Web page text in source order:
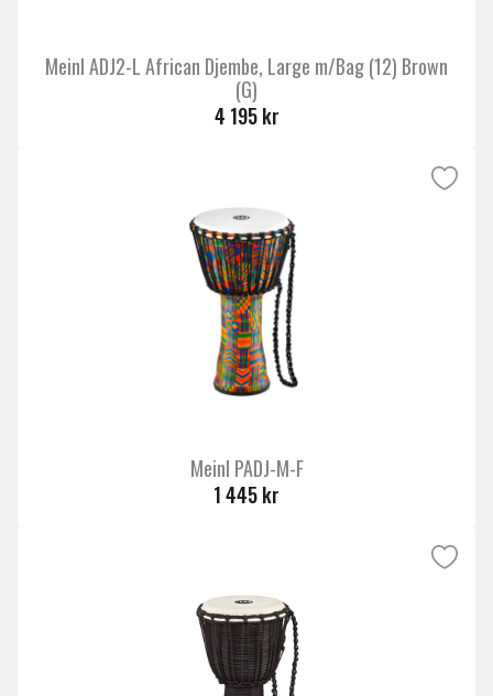
Meinl ADJ2-L African Djembe, Large m/Bag (12) Brown
(G)
4 195 kr
Meinl PADJ-M-F
1 445 kr